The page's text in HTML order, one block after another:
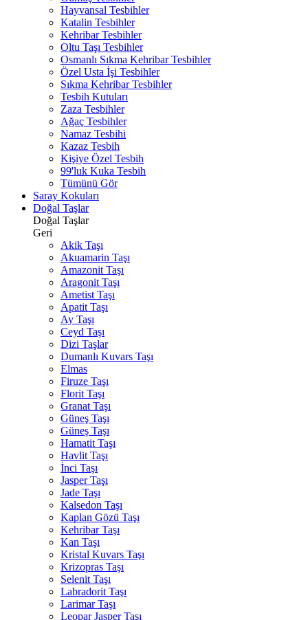
Hayvansal Tesbihler
Katalin Tesbihler
Kehribar Tesbihler
Oltu Taşı Tesbihler
Osmanlı Sıkma Kehribar Tesbihler
Özel Usta İşi Tesbihler
Sıkma Kehribar Tesbihler
Tesbih Kutuları
Zaza Tesbihler
Ağaç Tesbihler
Namaz Tesbihi
Kazaz Tesbih
Kişiye Özel Tesbih
99'luk Kuka Tesbih
Tümünü Gör
Saray Kokuları
Doğal Taşlar
Doğal Taşlar
Geri
Akik Taşı
Akuamarin Taşı
Amazonit Taşı
Aragonit Taşı
Ametist Taşı
Apatit Taşı
Ay Taşı
Ceyd Taşı
Dizi Taşlar
Dumanlı Kuvars Taşı
Elmas
Firuze Taşı
Florit Taşı
Granat Taşı
Güneş Taşı
Güneş Taşı
Hamatit Taşı
Havlit Taşı
İnci Taşı
Jasper Taşı
Jade Taşı
Kalsedon Taşı
Kaplan Gözü Taşı
Kehribar Taşı
Kan Taşı
Kristal Kuvars Taşı
Krizopras Taşı
Selenit Taşı
Labradorit Taşı
Larimar Taşı
Leopar Jasper Taşı